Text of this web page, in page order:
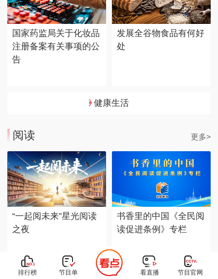
国家药监局关于化妆品
注册备案有关事项的公
告
发展全谷物食品有何好
处
健康生活
阅读 更多>
“一起阅未来”星光阅读
之夜
书香里的中国《全民阅
读促进条例》专栏
排行榜 节目单 看直播 节目官网